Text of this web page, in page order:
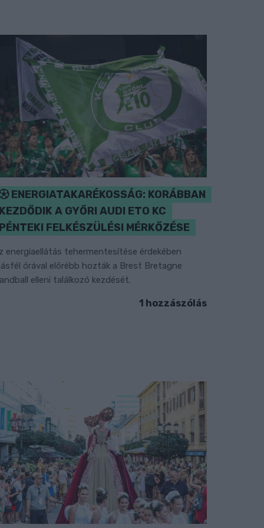
ENERGIATAKARÉKOSSÁG: KORÁBBAN
A GYŐRI AUDI ETO KC
FELKÉSZÜLÉSI MÉRKŐZÉSE
energiaellátás tehermentesítése érdekében
órával előrébb hozták a Brest Bretagne
elleni találkozó kezdését.
1 hozzászólás